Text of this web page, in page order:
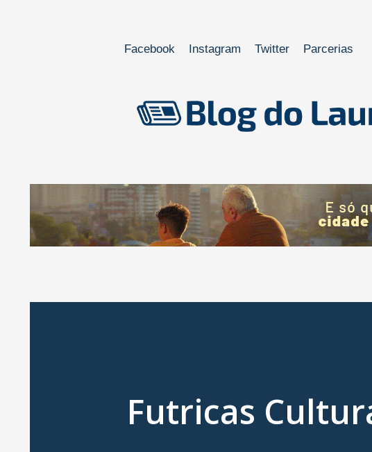
Facebook Instagram Twitter Parcerias
Futricas